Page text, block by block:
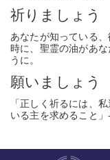
祈りましょう
あなたが知っている
時に、聖霊の油があ
うに。
願いましょう
「正しく祈るには、
いる主を求めること